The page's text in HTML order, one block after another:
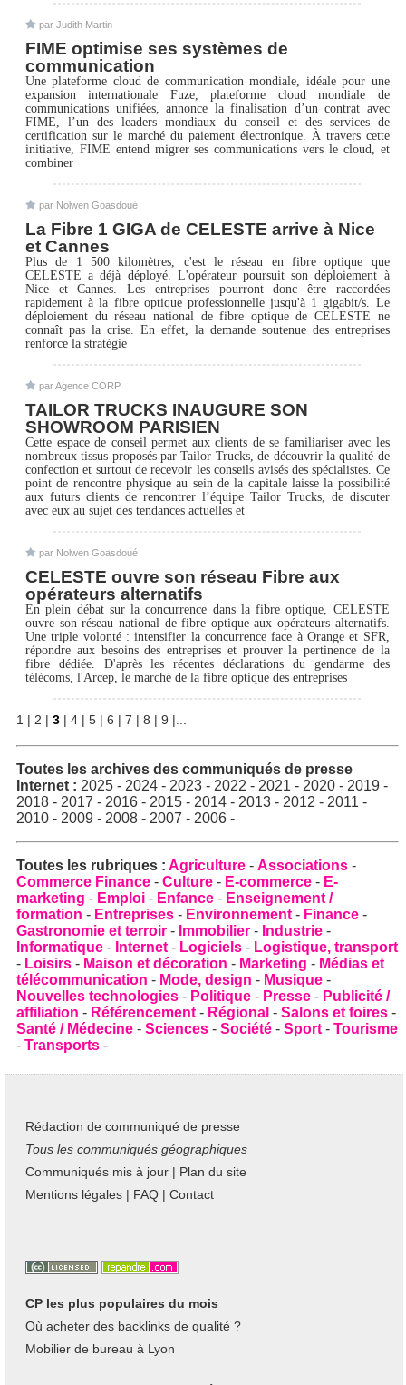
par Judith Martin
FIME optimise ses systèmes de
communication
Une plateforme cloud de communication mondiale, idéale pour une
expansion internationale Fuze, plateforme cloud mondiale de
communications unifiées, annonce la finalisation d’un contrat avec
FIME, l’un des leaders mondiaux du conseil et des services de
certification sur le marché du paiement électronique. À travers cette
initiative, FIME entend migrer ses communications vers le cloud, et
combiner
par Nolwen Goasdoué
La Fibre 1 GIGA de CELESTE arrive à Nice
et Cannes
Plus de 1 500 kilomètres, c'est le réseau en fibre optique que
CELESTE a déjà déployé. L'opérateur poursuit son déploiement à
Nice et Cannes. Les entreprises pourront donc être raccordées
rapidement à la fibre optique professionnelle jusqu'à 1 gigabit/s. Le
déploiement du réseau national de fibre optique de CELESTE ne
connaît pas la crise. En effet, la demande soutenue des entreprises
renforce la stratégie
par Agence CORP
TAILOR TRUCKS INAUGURE SON
SHOWROOM PARISIEN
Cette espace de conseil permet aux clients de se familiariser avec les
nombreux tissus proposés par Tailor Trucks, de découvrir la qualité de
confection et surtout de recevoir les conseils avisés des spécialistes. Ce
point de rencontre physique au sein de la capitale laisse la possibilité
aux futurs clients de rencontrer l’équipe Tailor Trucks, de discuter
avec eux au sujet des tendances actuelles et
par Nolwen Goasdoué
CELESTE ouvre son réseau Fibre aux
opérateurs alternatifs
En plein débat sur la concurrence dans la fibre optique, CELESTE
ouvre son réseau national de fibre optique aux opérateurs alternatifs.
Une triple volonté : intensifier la concurrence face à Orange et SFR,
répondre aux besoins des entreprises et prouver la pertinence de la
fibre dédiée. D'après les récentes déclarations du gendarme des
télécoms, l'Arcep, le marché de la fibre optique des entreprises
1 | 2 | 3 | 4 | 5 | 6 | 7 | 8 | 9 |...
Toutes les archives des communiqués de presse
Internet : 2025 - 2024 - 2023 - 2022 - 2021 - 2020 - 2019 -
2018 - 2017 - 2016 - 2015 - 2014 - 2013 - 2012 - 2011 -
2010 - 2009 - 2008 - 2007 - 2006 -
Toutes les rubriques : Agriculture - Associations -
Commerce Finance - Culture - E-commerce - E-
marketing - Emploi - Enfance - Enseignement /
formation - Entreprises - Environnement - Finance -
Gastronomie et terroir - Immobilier - Industrie -
Informatique - Internet - Logiciels - Logistique, transport
- Loisirs - Maison et décoration - Marketing - Médias et
télécommunication - Mode, design - Musique -
Nouvelles technologies - Politique - Presse - Publicité /
affiliation - Référencement - Régional - Salons et foires -
Santé / Médecine - Sciences - Société - Sport - Tourisme
- Transports -
Rédaction de communiqué de presse
Tous les communiqués géographiques
Communiqués mis à jour | Plan du site
Mentions légales | FAQ | Contact
CP les plus populaires du mois
Où acheter des backlinks de qualité ?
Mobilier de bureau à Lyon